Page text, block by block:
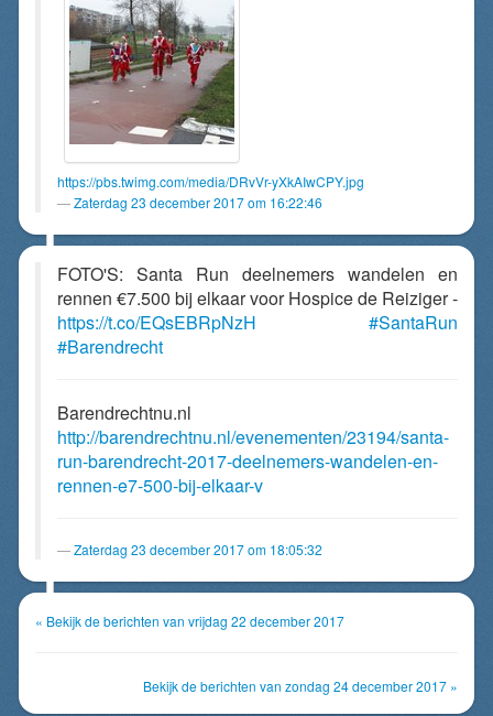
https://pbs.twimg.com/media/DRvVr-yXkAIwCPY.jpg
Zaterdag 23 december 2017 om 16:22:46
FOTO'S: Santa Run deelnemers wandelen en
rennen €7.500 bij elkaar voor Hospice de Reiziger -
https://t.co/EQsEBRpNzH
#SantaRun
#Barendrecht
Barendrechtnu.nl
http://barendrechtnu.nl/evenementen/23194/santa-
run-barendrecht-2017-deelnemers-wandelen-en-
rennen-e7-500-bij-elkaar-v
Zaterdag 23 december 2017 om 18:05:32
« Bekijk de berichten van vrijdag 22 december 2017
Bekijk de berichten van zondag 24 december 2017 »